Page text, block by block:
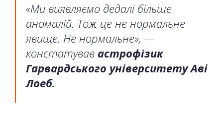
«Ми виявляємо дедалі більше
аномалій. Тож це не нормальне
явище. Не нормальне», —
констатував астрофізик
Гарвардського університету Аві
Лоеб.